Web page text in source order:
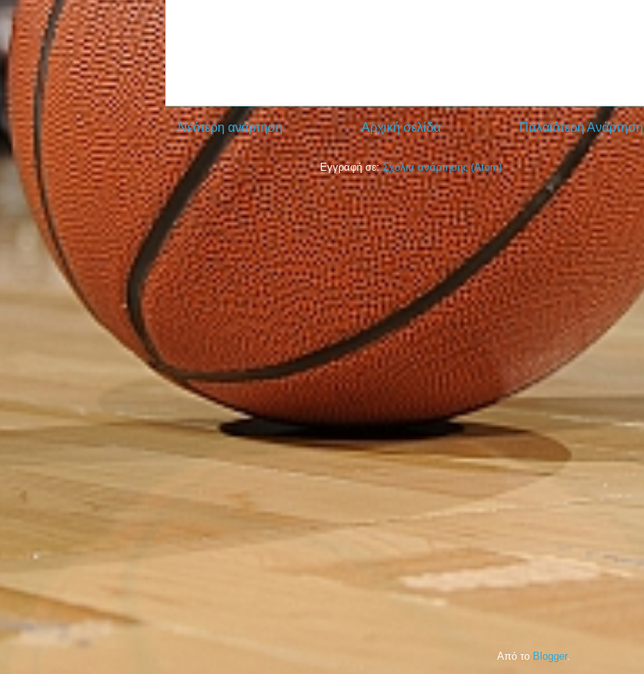
Νεότερη ανάρτηση Παλαιότερη Ανάρτηση
Αρχική σελίδα
Εγγραφή σε:Σχόλια ανάρτησης (Atom)
Από το Blogger.